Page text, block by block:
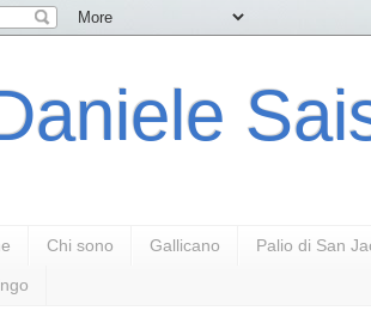
Chi sono Gallicano Palio di San